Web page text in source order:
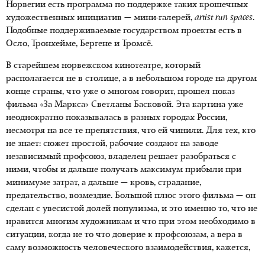
Норвегии есть программа по поддержке таких крошечных
художественных инициатив — мини-галерей, artist run spaces.
Подобные поддерживаемые государством проекты есть в
Осло, Тронхейме, Бергене и Тромсё.
В старейшем норвежском кинотеатре, который
располагается не в столице, а в небольшом городе на другом
конце страны, что уже о многом говорит, прошел показ
фильма «За Маркса» Светланы Басковой. Эта картина уже
неоднократно показывалась в разных городах России,
несмотря на все те препятствия, что ей чинили. Для тех, кто
не знает: сюжет простой, рабочие создают на заводе
независимый профсоюз, владелец решает разобраться с
ними, чтобы и дальше получать максимум прибыли при
минимуме затрат, а дальше — кровь, страдание,
предательство, возмездие. Большой плюс этого фильма — он
сделан с увесистой долей популизма, и это именно то, что не
нравится многим художникам и что при этом необходимо в
ситуации, когда не то что доверие к профсоюзам, а вера в
саму возможность человеческого взаимодействия, кажется,